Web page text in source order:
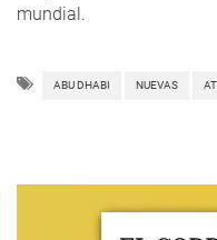
mundial.
ABU DHABI NUEVAS